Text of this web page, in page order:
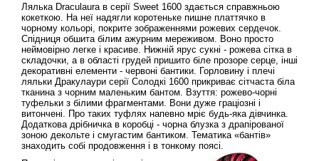
Лялька Draculaura в серії Sweet 1600 здається справжньою
кокеткою. На неї надягли коротеньке пишне платтячко в
чорному кольорі, покрите зображеннями рожевих сердечок.
Спідниця обшита білим ажурним мереживом. Воно просто
неймовірно легке і красиве. Нижній ярус сукні - рожева сітка в
складочки, а в області грудей пришито біле прозоре серце, інші
декоративні елементи - червоні бантики. Горловину і плечі
ляльки Дракулаури серії Солодкі 1600 прикриває сітчаста біла
тканина з чорним маленьким бантом. Взуття: рожево-чорні
туфельки з білими фрагментами. Вони дуже граціозні і
витончені. Про таких туфлях напевно мріє будь-яка дівчинка.
Додаткова дрібничка в коробці - чорна блузка з драпірованої
зоною декольте і смугастим бантиком. Тематика «бантів»
знаходить собі продовження і в тонкому поясі.